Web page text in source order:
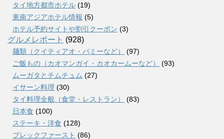
タイ地方都市ホテル (19)
東南アジアホテル情報 (5)
ホテル予約サイトや割引クーポン (3)
グルメレポート (928)
麺類（クイティアオ・バミーなど）
(97)
ご飯もの（カオマンガイ・カオカームーなど）
(93)
ムーガタとチムチュム (27)
イサーン料理 (30)
タイ料理全般（食堂・レストラン）
(83)
日本食 (100)
ステーキ・洋食 (128)
ブレックファースト (86)